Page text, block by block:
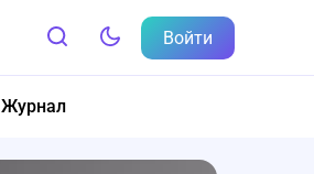
Войти
Журнал